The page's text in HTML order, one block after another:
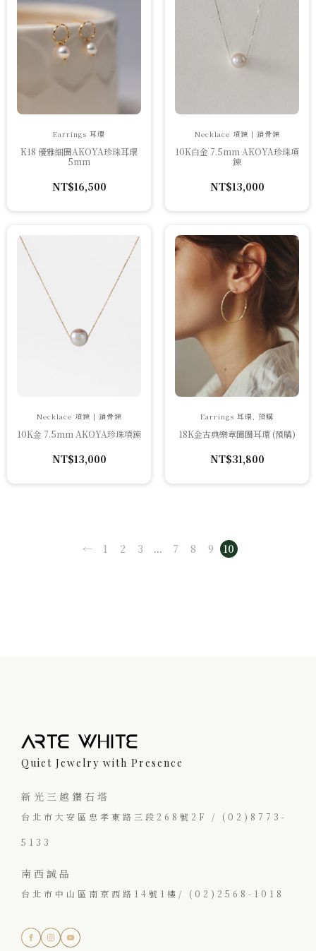
Earrings 耳環
K18 優雅細圈AKOYA珍珠耳環
5mm
NT$16,500
Necklace 項鍊 | 鎖骨鍊
10K白金 7.5mm AKOYA珍珠項
鍊
NT$13,000
Necklace 項鍊 | 鎖骨鍊
10K金 7.5mm AKOYA珍珠項鍊
NT$13,000
Earrings 耳環, 預購
18K金古典樂章圈圈耳環 (預購)
NT$31,800
← 1 2 3 ... 7 8 9 10
Quiet Jewelry with Presence
新光三越鑽石塔
台北市大安區忠孝東路三段268號2F / (02)8773-
5133
南西誠品
台北市中山區南京西路14號1樓/ (02)2568-1018